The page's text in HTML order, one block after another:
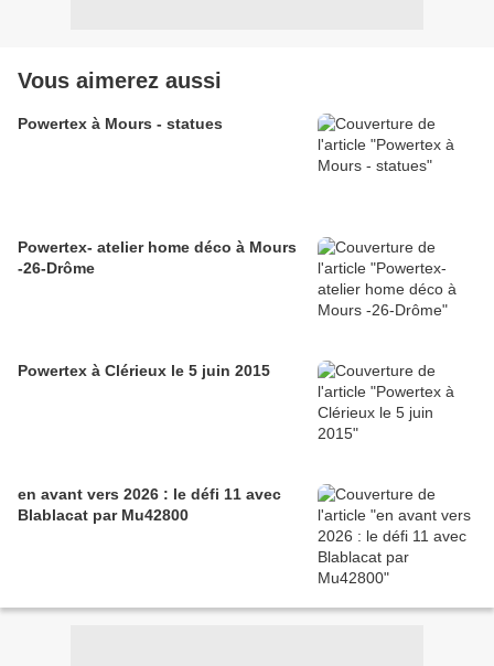
Vous aimerez aussi
Powertex à Mours - statues
Powertex- atelier home déco à Mours
-26-Drôme
Powertex à Clérieux le 5 juin 2015
en avant vers 2026 : le défi 11 avec
Blablacat par Mu42800